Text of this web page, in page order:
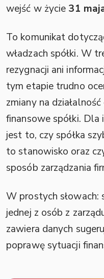
wejść w życie 31
To komunikat
władzach spółki. W
rezygnacji ani
tym etapie trudno
zmiany na
finansowe spółki.
jest to, czy spółka
to stanowisko oraz
sposób zarządzania
W prostych słowach:
jednej z osób z
zawiera danych
poprawę sytuacji